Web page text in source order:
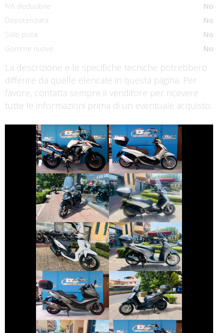
IVA deducibile
No
Depotenziata
No
Solo pista
No
Gomme nuove
No
La descrizione e le specifiche tecniche potrebbero
differire da quelle elencate in questa pagina. Per
favore, contatta sempre il venditore per ricevere
tutte le informazioni prima di un eventuale acquisto.
BENELLI TRK
PIAGGIO
BEVERLY
PEUGEOT TWEET
€ 2.390 €
PIAGGIO
BEVERLY
€ 3.250 €
SYM SYMPHONY
€ 2.190 €
HONDA SH
€ 3.150 €
KYMCO XCITING
€ 3.890 €
PIAGGIO
BEVERLY
€ 2.990 €
€ 4.250 € € 20.790 €